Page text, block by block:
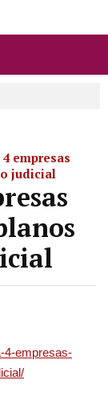
empresas
judicial
4-empresas-